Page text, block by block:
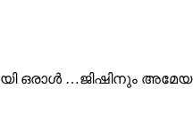
ഒരാൾ …ജിഷിനും